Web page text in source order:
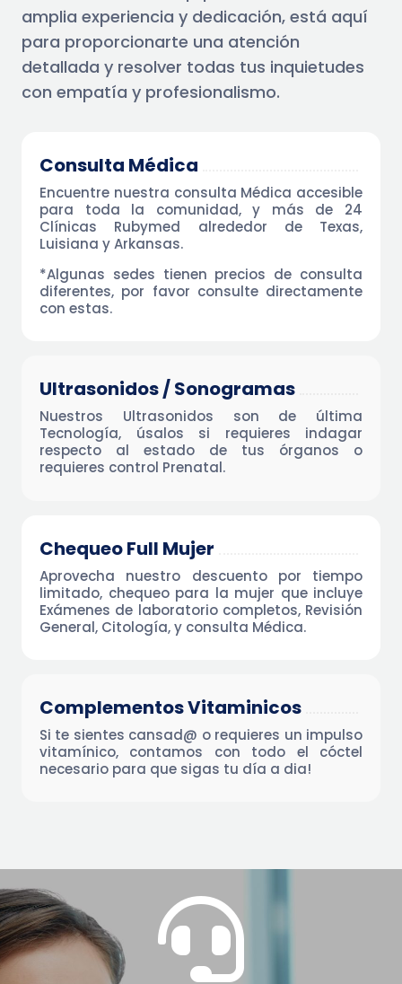
amplia experiencia y dedicación, está aquí
para proporcionarte una atención
detallada y resolver todas tus inquietudes
con empatía y profesionalismo.
Consulta Médica
Encuentre nuestra consulta Médica accesible
para toda la comunidad, y más de 24
Clínicas Rubymed alrededor de Texas,
Luisiana y Arkansas.
*Algunas sedes tienen precios de consulta
diferentes, por favor consulte directamente
con estas.
Ultrasonidos / Sonogramas
Nuestros Ultrasonidos son de última
Tecnología, úsalos si requieres indagar
respecto al estado de tus órganos o
requieres control Prenatal.
Chequeo Full Mujer
Aprovecha nuestro descuento por tiempo
limitado, chequeo para la mujer que incluye
Exámenes de laboratorio completos, Revisión
General, Citología, y consulta Médica.
Complementos Vitaminicos
Si te sientes cansad@ o requieres un impulso
vitamínico, contamos con todo el cóctel
necesario para que sigas tu día a dia!
